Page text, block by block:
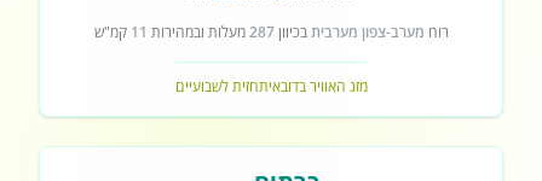
רוח מערב-צפון מערביתבכיוון287מעלות ובמהירות 11 קמ"ש
מזג האוויר בדובאיתחזית לשבועיים